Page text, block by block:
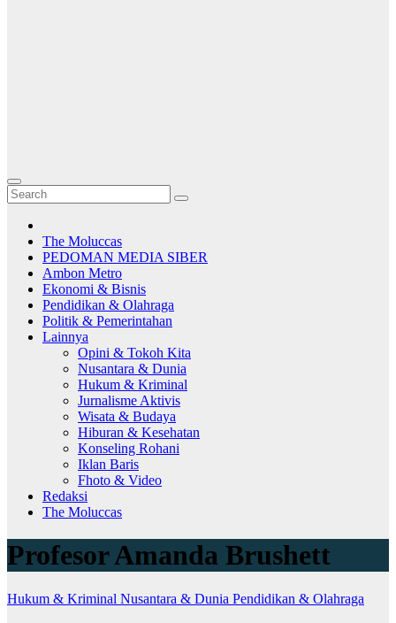
The Moluccas
PEDOMAN MEDIA SIBER
Ambon Metro
Ekonomi & Bisnis
Pendidikan & Olahraga
Politik & Pemerintahan
Lainnya
Opini & Tokoh Kita
Nusantara & Dunia
Hukum & Kriminal
Jurnalisme Aktivis
Wisata & Budaya
Hiburan & Kesehatan
Konseling Rohani
Iklan Baris
Fhoto & Video
Redaksi
The Moluccas
Profesor Amanda Brushett
Hukum & Kriminal Nusantara & Dunia Pendidikan & Olahraga